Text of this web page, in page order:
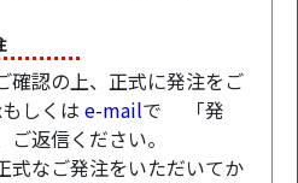
認の上、正式に発注をご
しくは e-mailで 「発
返信ください。
なご発注をいただいてか